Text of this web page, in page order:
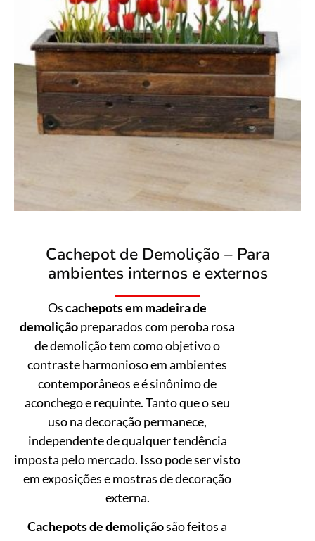
Cachepot de Demolição – Para
ambientes internos e externos
Oscachepots em madeira de
demoliçãopreparados com peroba rosa
de demolição tem como objetivo o
contraste harmonioso em ambientes
contemporâneos e é sinônimo de
aconchego e requinte. Tanto que o seu
uso na decoração permanece,
independente de qualquer tendência
imposta pelo mercado. Isso pode ser visto
em exposições e mostras de decoração
externa.
Cachepots de demoliçãosão feitos a